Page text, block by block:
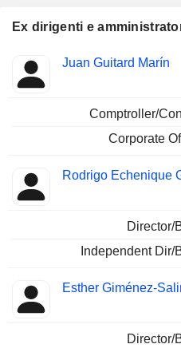
Ex dirigenti e
Insider
Posizioni
Juan Guitard Marín
Comptroller/
Corporate
Rodrigo Echenique
Director/
Independent Dir/
Esther Giménez-
Director/